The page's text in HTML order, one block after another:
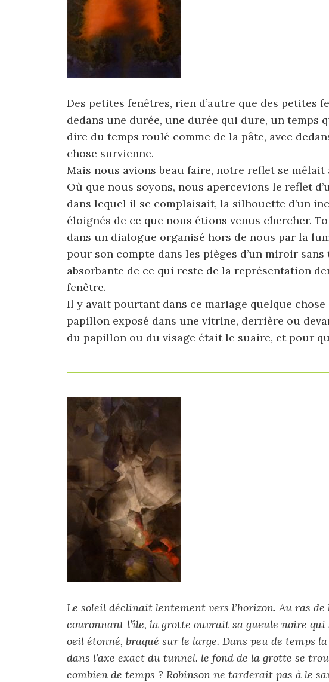
Des petites fenêtres, rien d’autre que des petites
dedans une durée, une durée qui dure, un temps
dire du temps roulé comme de la pâte, avec
chose survienne.
Mais nous avions beau faire, notre reflet se
Où que nous soyons, nous apercevions le reflet
dans lequel il se complaisait, la silhouette d’un
éloignés de ce que nous étions venus chercher.
dans un dialogue organisé hors de nous par la
pour son compte dans les pièges d’un miroir
absorbante de ce qui reste de la représentation
fenêtre.
Il y avait pourtant dans ce mariage quelque chose
papillon exposé dans une vitrine, derrière ou
du papillon ou du visage était le suaire, et pour
Le soleil déclinait lentement vers l’horizon. Au ras de
couronnant l’île, la grotte ouvrait sa gueule noire qui
oeil étonné, braqué sur le large. Dans peu de temps
dans l’axe exact du tunnel. le fond de la grotte se
combien de temps ? Robinson ne tarderait pas à le